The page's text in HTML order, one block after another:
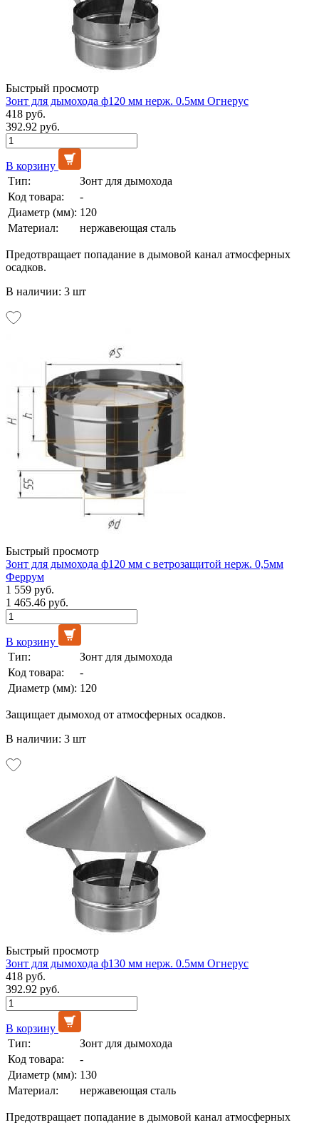
Быстрый просмотр
Зонт для дымохода ф120 мм нерж. 0.5мм Огнерус
418 руб.
392.92 руб.
В корзину
Тип:
Зонт для дымохода
Код товара:
-
Диаметр (мм): 120
Материал:
нержавеющая сталь
Предотвращает попадание в дымовой канал атмосферных
осадков.
В наличии: 3 шт
Быстрый просмотр
Зонт для дымохода ф120 мм с ветрозащитой нерж. 0,5мм
Феррум
1 559 руб.
1 465.46 руб.
В корзину
Тип:
Зонт для дымохода
Код товара:
-
Диаметр (мм): 120
Защищает дымоход от атмосферных осадков.
В наличии: 3 шт
Быстрый просмотр
Зонт для дымохода ф130 мм нерж. 0.5мм Огнерус
418 руб.
392.92 руб.
В корзину
Тип:
Зонт для дымохода
Код товара:
-
Диаметр (мм): 130
Материал:
нержавеющая сталь
Предотвращает попадание в дымовой канал атмосферных